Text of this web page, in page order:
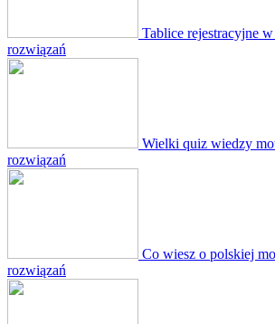
Tablice rejestracyjne
rozwiązań
Wielki quiz wiedzy
rozwiązań
Co wiesz o polskiej
rozwiązań